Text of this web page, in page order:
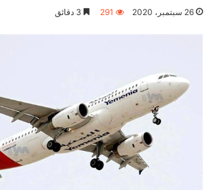
26 سبتمبر، 2020 291